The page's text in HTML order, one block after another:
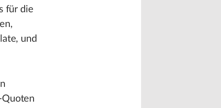
für die
und
Quoten